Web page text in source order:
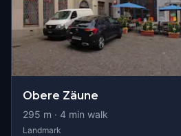
Obere Zäune
295 m · 4 min walk
Landmark